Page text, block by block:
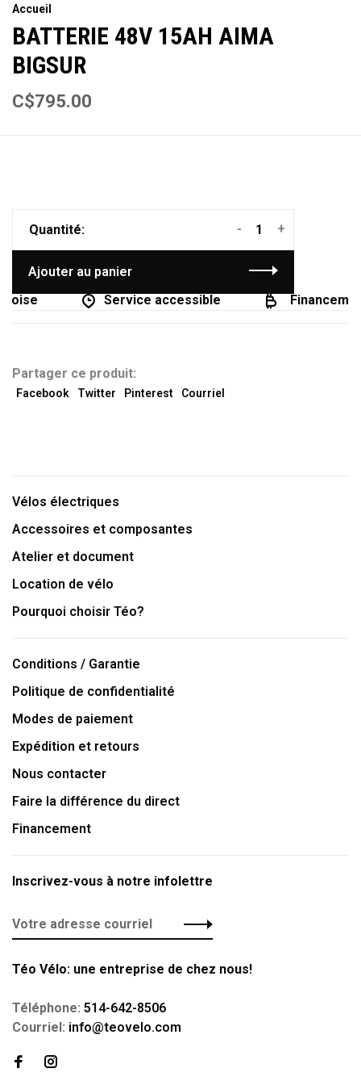
Accueil
BATTERIE 48V 15AH AIMA
BIGSUR
C$795.00
Quantité: +
-
Ajouter au panier
Service accessible
Partager ce produit:
Facebook Twitter Pinterest Courriel
Vélos électriques
Accessoires et composantes
Atelier et document
Location de vélo
Pourquoi choisir Téo?
Conditions / Garantie
Politique de confidentialité
Modes de paiement
Expédition et retours
Nous contacter
Faire la différence du direct
Financement
Inscrivez-vous à notre infolettre
Téo Vélo: une entreprise de chez nous!
Téléphone: 514-642-8506
Courriel: info@teovelo.com